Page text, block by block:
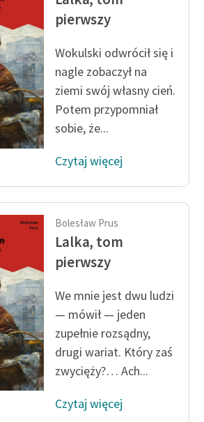
pierwszy
Wokulski odwrócił się i
nagle zobaczył na
ziemi swój własny cień.
Potem przypomniał
sobie, że...
Czytaj więcej
Bolesław Prus
Lalka, tom
pierwszy
We mnie jest dwu ludzi
— mówił — jeden
zupełnie rozsądny,
drugi wariat. Który zaś
zwycięży?… Ach...
Czytaj więcej